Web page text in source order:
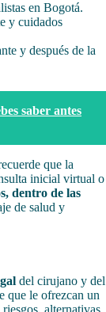
en Bogotá.
y cuidados
y después de la
saber antes
que la
inicial virtual o
dentro de las
de salud y
del cirujano y del
que le ofrezcan un
alternativas